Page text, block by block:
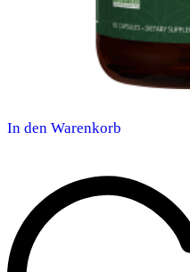
In den Warenkorb